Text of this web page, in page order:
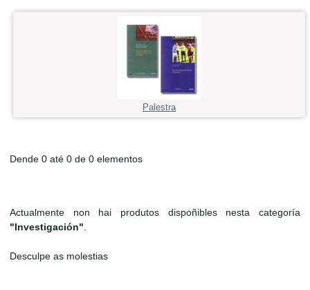
Palestra
Dende 0 até 0 de 0 elementos
Actualmente non hai produtos dispoñibles nesta categoría
"Investigación"
Desculpe as molestias